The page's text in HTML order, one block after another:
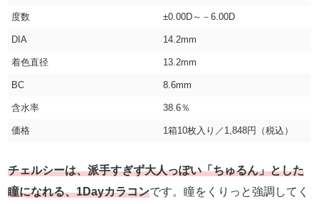
度数 ±0.00D～－6.00D
DIA 14.2mm
着色直径 13.2mm
BC 8.6mm
含水率 38.6％
価格 1箱10枚入り／1,848円（税込）
チェルシーは、派手すぎず大人っぽい「ちゅるん」とした
瞳になれる、1Dayカラコンです。瞳をくりっと強調してく